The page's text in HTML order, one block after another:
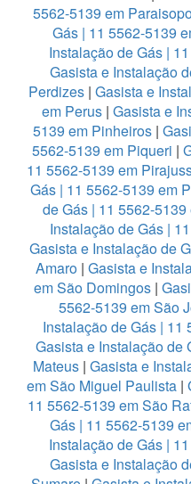
5562-5139 em
Gás | 11 5562-5139
Instalação de Gás |
Gasista e Instalação
Perdizes| Gasista e
em Perus | Gasista e
5139 em Pinheiros|
5562-5139 em Piqueri |
11 5562-5139 em
Gás | 11 5562-5139 em
de Gás | 11 5562-
Instalação de Gás |
Gasista e Instalação de
Amaro| Gasista e
em São Domingos|
5562-5139 em São
Instalação de Gás | 11
Gasista e Instalação de
Mateus | Gasista e
em São Miguel Paulista |
11 5562-5139 em São
Gás | 11 5562-5139
Instalação de Gás |
Gasista e Instalação